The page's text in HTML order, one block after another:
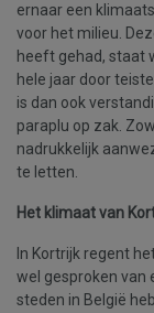
ernaar een
voor het milieu.
heeft gehad, staat
hele jaar door
is dan ook
paraplu op zak.
nadrukkelijk
te letten.
Het klimaat van
In Kortrijk regent
wel gesproken van
steden in België